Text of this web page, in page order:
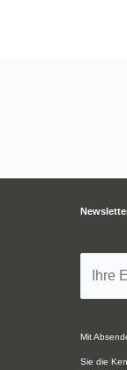
Mit
Sie die